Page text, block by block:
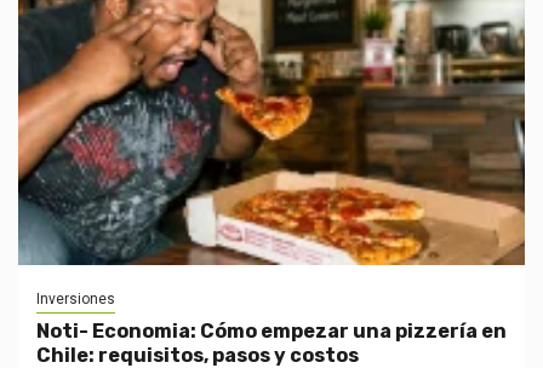
Inversiones
Noti- Economia: Cómo empezar una pizzería en
Chile: requisitos, pasos y costos